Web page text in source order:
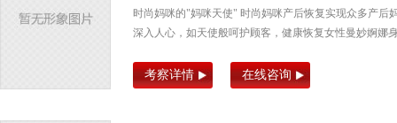
时尚妈咪的"妈咪天使" 时尚妈咪产后恢复实现众多产后
深入人心，如天使般呵护顾客，健康恢复女性曼妙婀娜
考察详情 在线咨询